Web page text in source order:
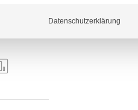
Datenschutzerklärung